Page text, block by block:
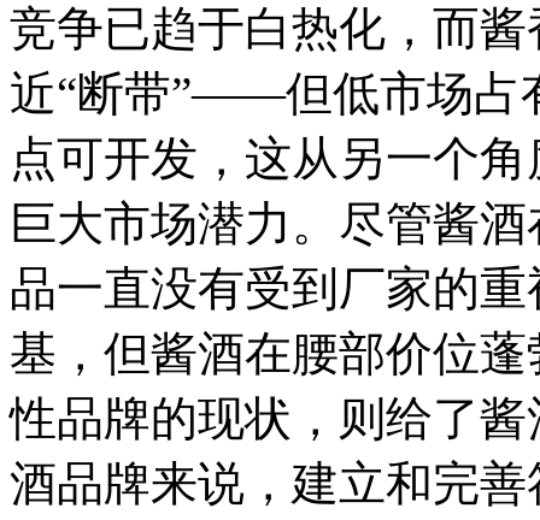
竞争已趋于白热化，而
近“断带”——但低市场占
点可开发，这从另一个
巨大市场潜力。尽管酱
品一直没有受到厂家的
基，但酱酒在腰部价位
性品牌的现状，则给了
酒品牌来说，建立和完